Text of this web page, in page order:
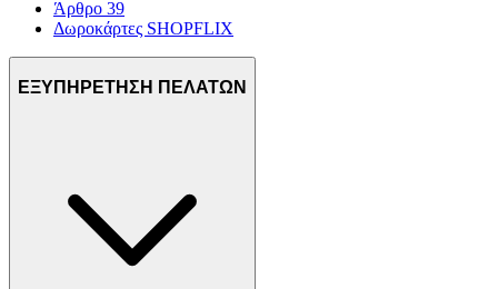
Άρθρο 39
Δωροκάρτες SHOPFLIX
ΕΞΥΠΗΡΕΤΗΣΗ ΠΕΛΑΤΩΝ